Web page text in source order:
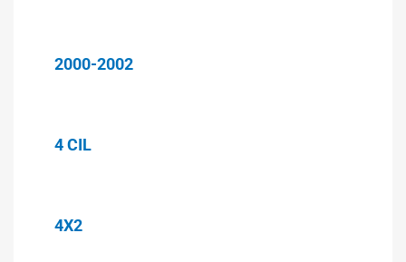
2000-2002
4 CIL
4X2